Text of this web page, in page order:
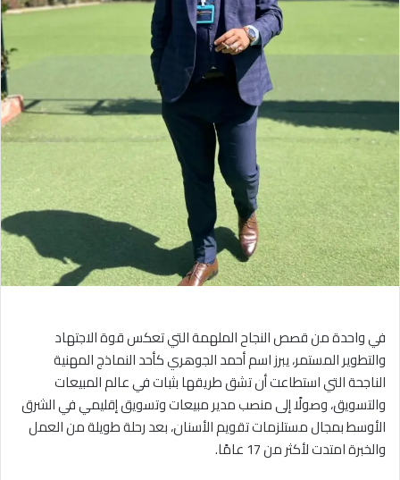
في واحدة من قصص النجاح الملهمة التي تعكس قوة الاجتهاد
والتطوير المستمر، يبرز اسم أحمد الجوهري كأحد النماذج المهنية
الناجحة التي استطاعت أن تشق طريقها بثبات في عالم المبيعات
والتسويق، وصولًا إلى منصب مدير مبيعات وتسويق إقليمي في الشرق
الأوسط بمجال مستلزمات تقويم الأسنان، بعد رحلة طويلة من العمل
والخبرة امتدت لأكثر من 17 عامًا.